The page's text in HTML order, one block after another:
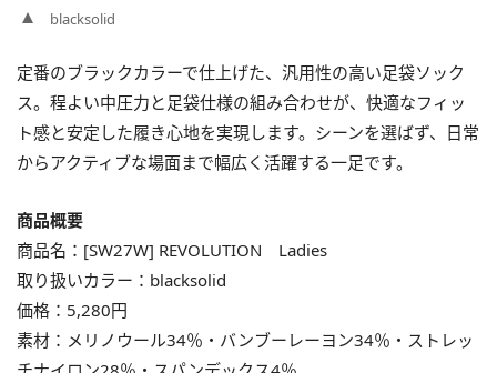
blacksolid
定番のブラックカラーで仕上げた、汎用性の高い足袋ソック
ス。程よい中圧力と足袋仕様の組み合わせが、快適なフィッ
ト感と安定した履き心地を実現します。シーンを選ばず、日常
からアクティブな場面まで幅広く活躍する一足です。
商品概要
商品名：[SW27W] REVOLUTION Ladies
取り扱いカラー：blacksolid
価格：5,280円
素材：メリノウール34％・バンブーレーヨン34％・ストレッ